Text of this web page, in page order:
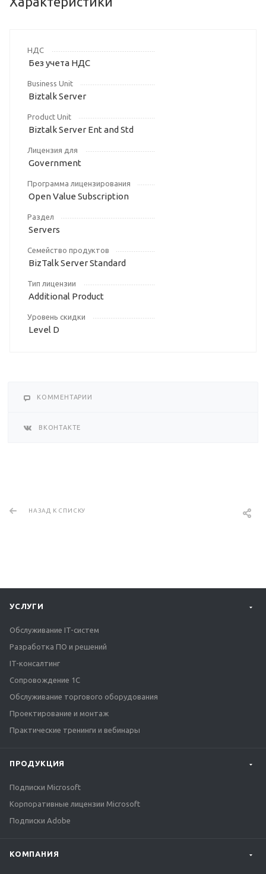
НДС
Без учета НДС
Business Unit
Biztalk Server
Product Unit
Biztalk Server Ent and Std
Лицензия для
Government
Программа лицензирования
Open Value Subscription
Раздел
Servers
Семейство продуктов
BizTalk Server Standard
Тип лицензии
Additional Product
Уровень скидки
Level D
КОММЕНТАРИИ
ВКОНТАКТЕ
НАЗАД К СПИСКУ
УСЛУГИ
Обслуживание IT-систем
Разработка ПО и решений
IT-консалтинг
Сопровождение 1С
Обслуживание торгового оборудования
Проектирование и монтаж
Практические тренинги и вебинары
ПРОДУКЦИЯ
Подписки Microsoft
Корпоративные лицензии Microsoft
Подписки Adobe
КОМПАНИЯ